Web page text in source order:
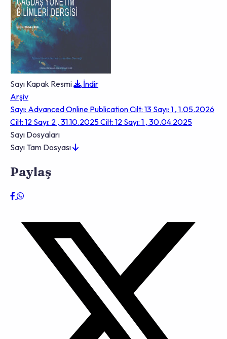
Sayı Kapak Resmi
İndir
Arşiv
Sayı: Advanced Online PublicationCilt: 13 Sayı: 1 , 1.05.2026
Cilt: 12 Sayı: 2 , 31.10.2025Cilt: 12 Sayı: 1 , 30.04.2025
Sayı Dosyaları
Sayı Tam Dosyası
Paylaş